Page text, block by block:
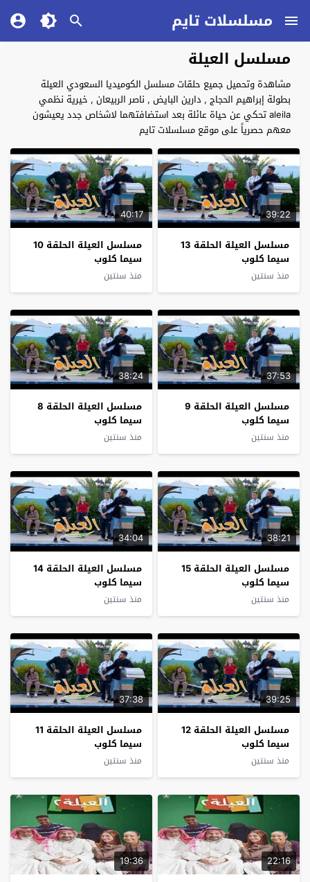
مسلسلات تايم
مسلسل العيلة
مشاهدة وتحميل جميع حلقات مسلسل الكوميديا السعودي العيلة
بطولة إبراهيم الحجاج , دارين البايض , ناصر الربيعان , خيرية نظمي
aleila تحكي عن حياة عائلة بعد استضافتهما لاشخاص جدد يعيشون
معهم حصرياً على موقع مسلسلات تايم
39:22
مسلسل العيلة الحلقة 13
سيما كلوب
منذ سنتين
40:17
مسلسل العيلة الحلقة 10
سيما كلوب
منذ سنتين
37:53
مسلسل العيلة الحلقة 9
سيما كلوب
منذ سنتين
38:24
مسلسل العيلة الحلقة 8
سيما كلوب
منذ سنتين
38:21
مسلسل العيلة الحلقة 15
سيما كلوب
منذ سنتين
34:04
مسلسل العيلة الحلقة 14
سيما كلوب
منذ سنتين
39:25
مسلسل العيلة الحلقة 12
سيما كلوب
منذ سنتين
37:38
مسلسل العيلة الحلقة 11
سيما كلوب
منذ سنتين
22:16
19:36